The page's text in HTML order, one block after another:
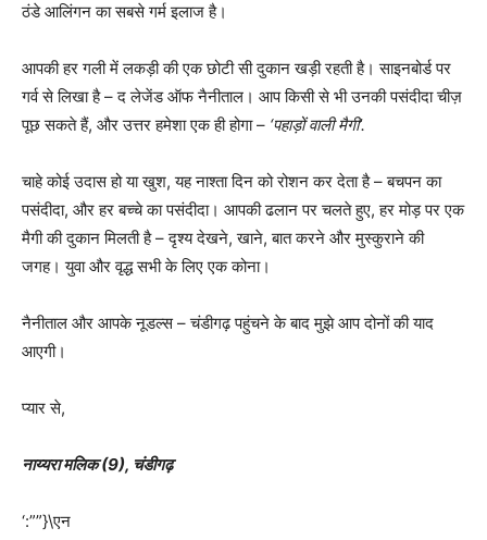
ठंडे आलिंगन का सबसे गर्म इलाज है।
आपकी हर गली में लकड़ी की एक छोटी सी दुकान खड़ी रहती है। साइनबोर्ड पर
गर्व से लिखा है – द लेजेंड ऑफ नैनीताल। आप किसी से भी उनकी पसंदीदा चीज़
पूछ सकते हैं, और उत्तर हमेशा एक ही होगा – ‘पहाड़ों वाली मैगी’.
चाहे कोई उदास हो या खुश, यह नाश्ता दिन को रोशन कर देता है – बचपन का
पसंदीदा, और हर बच्चे का पसंदीदा। आपकी ढलान पर चलते हुए, हर मोड़ पर एक
मैगी की दुकान मिलती है – दृश्य देखने, खाने, बात करने और मुस्कुराने की
जगह। युवा और वृद्ध सभी के लिए एक कोना।
नैनीताल और आपके नूडल्स – चंडीगढ़ पहुंचने के बाद मुझे आप दोनों की याद
आएगी।
प्यार से,
नाय्यरा मलिक (9), चंडीगढ़
‘:””}\एन